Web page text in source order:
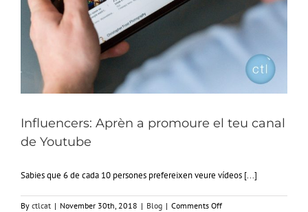
Influencers: Aprèn a promoure el teu canal
de Youtube
Sabies que 6 de cada 10 persones prefereixen veure vídeos [...]
By ctlcat | November 30th, 2018 | Blog | Comments Offon